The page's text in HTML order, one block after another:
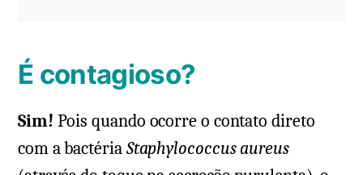
É contagioso?
Sim! Pois quando ocorre o contato direto
com a bactériaStaphylococcus aureus